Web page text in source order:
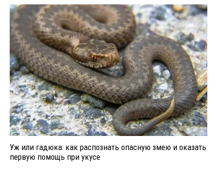
Уж или гадюка: как распознать опасную змею и оказать
первую помощь при укусе